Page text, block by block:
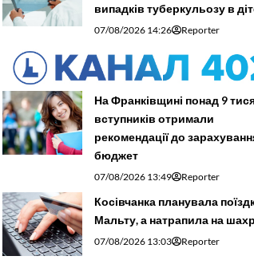
випадків туберкульозу в
07/08/2026 14:26 Reporter
На Франківщині понад 9
вступників отримали
рекомендації до
бюджет
07/08/2026 13:49 Reporter
Косівчанка планувала
Мальту, а натрапила на
07/08/2026 13:03 Reporter